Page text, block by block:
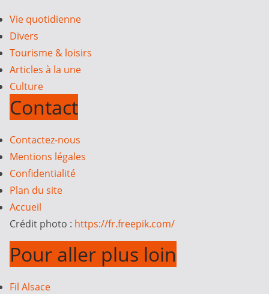
Vie quotidienne
Divers
Tourisme & loisirs
Articles à la une
Culture
Contact
Contactez-nous
Mentions légales
Confidentialité
Plan du site
Accueil
Crédit photo : https://fr.freepik.com/
Pour aller plus loin
Fil Alsace